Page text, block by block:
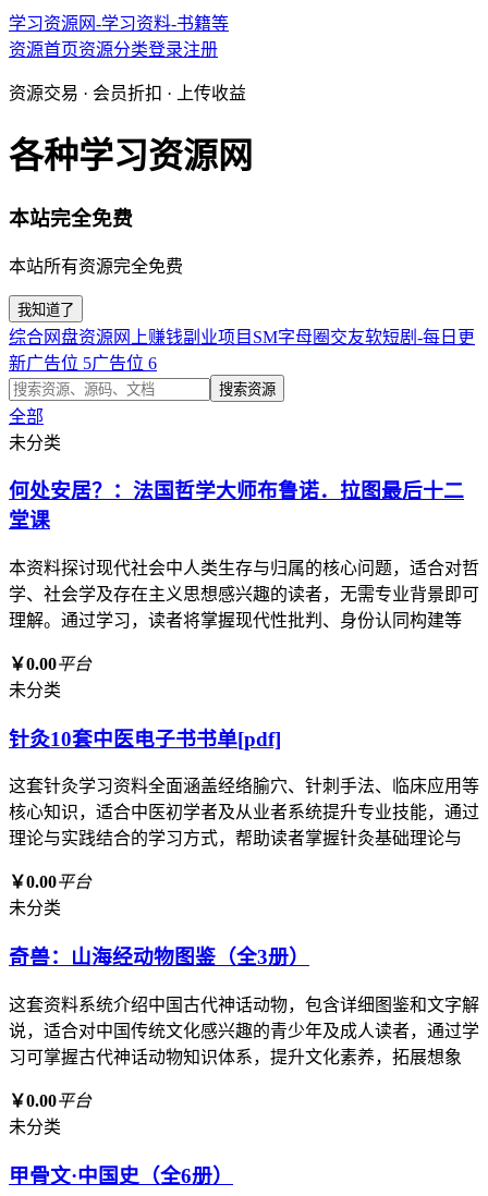
学习资源网-学习资料-书籍等
资源首页资源分类登录注册
资源交易 · 会员折扣 · 上传收益
各种学习资源网
本站完全免费
本站所有资源完全免费
我知道了
综合网盘资源 网上赚钱副业项目 SM字母圈交友软短剧-每日更
新广告位 5广告位 6
搜索资源
全部
未分类
何处安居？：法国哲学大师布鲁诺．拉图最后十二
堂课
本资料探讨现代社会中人类生存与归属的核心问题，适合对哲
学、社会学及存在主义思想感兴趣的读者，无需专业背景即可
理解。通过学习，读者将掌握现代性批判、身份认同构建等
￥0.00平台
未分类
针灸10套中医电子书书单[pdf]
这套针灸学习资料全面涵盖经络腧穴、针刺手法、临床应用等
核心知识，适合中医初学者及从业者系统提升专业技能，通过
理论与实践结合的学习方式，帮助读者掌握针灸基础理论与
￥0.00平台
未分类
奇兽：山海经动物图鉴（全3册）
这套资料系统介绍中国古代神话动物，包含详细图鉴和文字解
说，适合对中国传统文化感兴趣的青少年及成人读者，通过学
习可掌握古代神话动物知识体系，提升文化素养，拓展想象
￥0.00平台
未分类
甲骨文·中国史（全6册）